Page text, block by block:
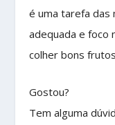
é uma tarefa das
adequada e foco
colher bons
Gostou?
Tem alguma